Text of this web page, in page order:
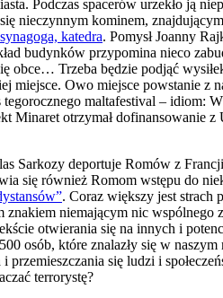
Podczas spacerów urzekło ją
nieczynnym kominem,
synagoga, katedra. Pomysł Joanny
budynków przypomina nieco
obce… Trzeba będzie podjąć
miejsce. Owo miejsce powstanie z
tegorocznego maltafestival –
Minaret otrzymał dofinansowanie z
Sarkozy deportuje Romów z
się również Romom wstępu do
. Coraz większy jest strach
niemającym nic wspólnego
otwierania się na innych i
osób, które znalazły się w naszym
się ludzi i
terrorystę?